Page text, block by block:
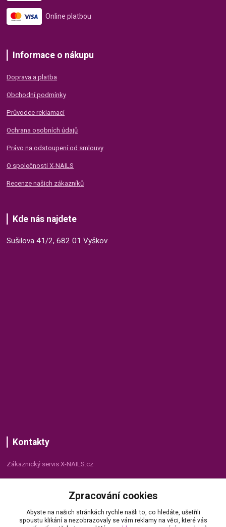
Online platbou
Informace o nákupu
Doprava a platba
Obchodní podmínky
Průvodce reklamací
Ochrana osobních údajů
Právo na odstoupení od smlouvy
O společnosti X-NAILS
Recenze našich zákazníků
Kde nás najdete
Sušilova 41/2, 682 01 Vyškov
Kontakty
Zákaznický servis X-NAILS.cz
+420 735 055 075
(Po - Pá, 8 - 16 hod.)
Zpracování cookies
Abyste na našich stránkách rychle našli to, co hledáte, ušetřili
spoustu klikání a nezobrazovaly se vám reklamy na věci, které vás